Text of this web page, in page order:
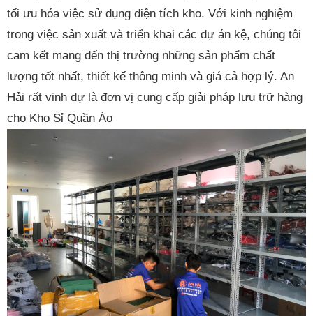
tối ưu hóa việc sử dụng diện tích kho. Với kinh nghiệm
trong việc sản xuất và triển khai các dự án kệ, chúng tôi
cam kết mang đến thị trường những sản phẩm chất
lượng tốt nhất, thiết kế thông minh và giá cả hợp lý. An
Hải rất vinh dự là đơn vị cung cấp giải pháp lưu trữ hàng
cho Kho Sỉ Quần Áo